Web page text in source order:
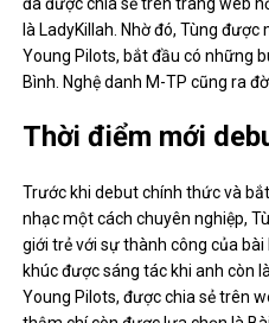
là LadyKillah. Nhờ đó, Tùng
Young Pilots, bắt đầu có những
Bình. Nghệ danh M-TP cũng ra
Thời điểm mới
Trước khi debut chính thức và
nhạc một cách chuyên nghiệp,
giới trẻ với sự thành công của
khúc được sáng tác khi anh còn
Young Pilots, được chia sẻ trên